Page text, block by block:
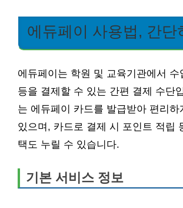
에듀페이 사용법, 간단
에듀페이는 학원 및 교육기관에서 수
등을 결제할 수 있는 간편 결제 수단
는 에듀페이 카드를 발급받아 편리하
있으며, 카드로 결제 시 포인트 적립
택도 누릴 수 있습니다.
기본 서비스 정보